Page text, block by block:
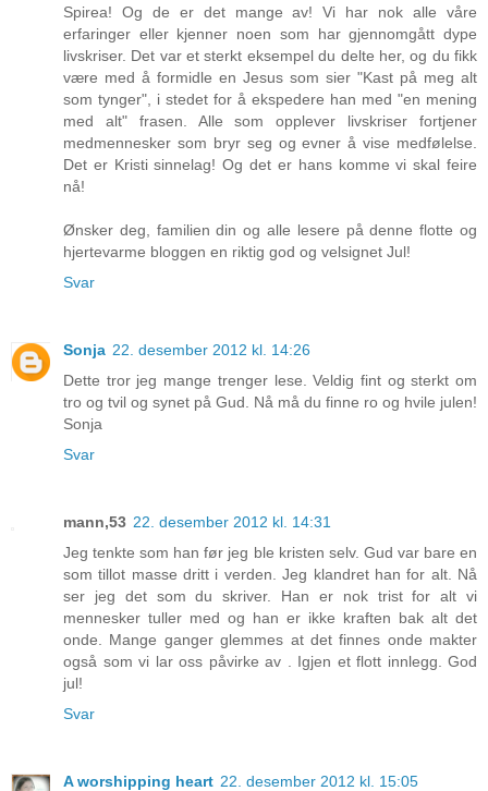
Spirea! Og de er det mange av! Vi har nok alle våre
erfaringer eller kjenner noen som har gjennomgått dype
livskriser. Det var et sterkt eksempel du delte her, og du fikk
være med å formidle en Jesus som sier "Kast på meg alt
som tynger", i stedet for å ekspedere han med "en mening
med alt" frasen. Alle som opplever livskriser fortjener
medmennesker som bryr seg og evner å vise medfølelse.
Det er Kristi sinnelag! Og det er hans komme vi skal feire
nå!
Ønsker deg, familien din og alle lesere på denne flotte og
hjertevarme bloggen en riktig god og velsignet Jul!
Svar
Sonja 22. desember 2012 kl. 14:26
Dette tror jeg mange trenger lese. Veldig fint og sterkt om
tro og tvil og synet på Gud. Nå må du finne ro og hvile julen!
Sonja
Svar
mann,53 22. desember 2012 kl. 14:31
Jeg tenkte som han før jeg ble kristen selv. Gud var bare en
som tillot masse dritt i verden. Jeg klandret han for alt. Nå
ser jeg det som du skriver. Han er nok trist for alt vi
mennesker tuller med og han er ikke kraften bak alt det
onde. Mange ganger glemmes at det finnes onde makter
også som vi lar oss påvirke av . Igjen et flott innlegg. God
jul!
Svar
A worshipping heart 22. desember 2012 kl. 15:05